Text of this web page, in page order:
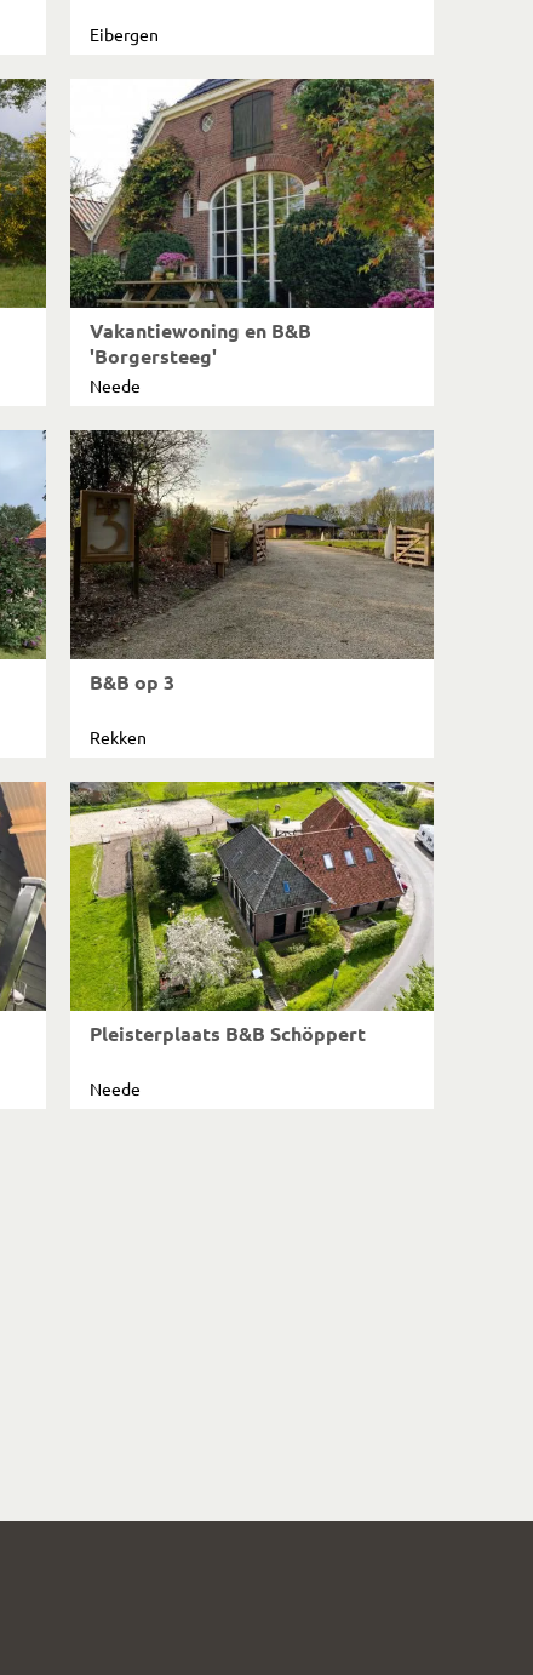
Eibergen
Vakantiewoning en B&B
'Borgersteeg'
Neede
B&B op 3
Rekken
Pleisterplaats B&B Schöppert
Neede